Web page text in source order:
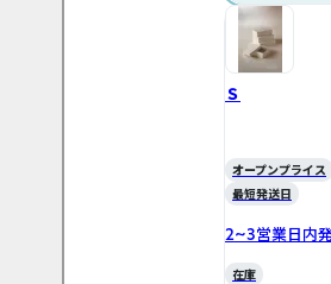
Ｓ
オープンプライス
最短発送日
2~3営業日内
在庫